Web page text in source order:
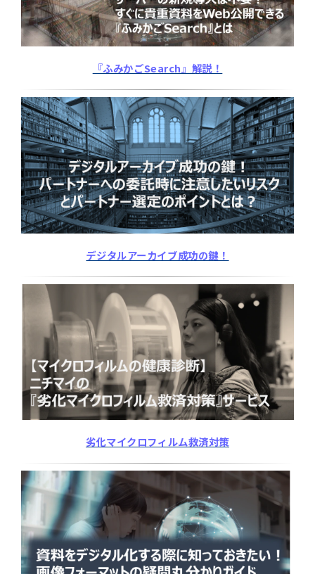
『ふみかごSearch』解説！
デジタルアーカイブ成功の鍵！
劣化マイクロフィルム救済対策